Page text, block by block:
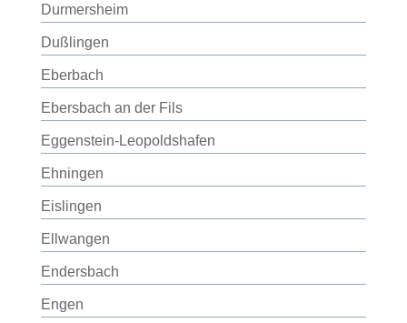
Durmersheim
Dußlingen
Eberbach
Ebersbach an der Fils
Eggenstein-Leopoldshafen
Ehningen
Eislingen
Ellwangen
Endersbach
Engen